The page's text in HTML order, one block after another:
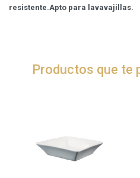
resistente.Apto para lavavajillas.
Productos que te